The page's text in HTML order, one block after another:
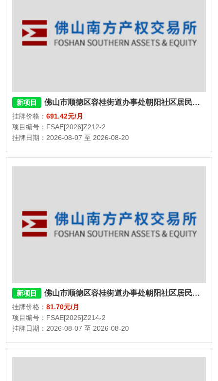
新项目 佛山市顺德区容桂街道办事处朝阳社区居民委员会永乐街三巷三座101号
挂牌价格： 691.42元/月
项目编号：FSAE[2026]Z212-2
挂牌日期：2026-08-07 至 2026-08-20
新项目 佛山市顺德区容桂街道办事处朝阳社区居民委员会民福街二巷二座、三座5号杂物间
挂牌价格： 81.70元/月
项目编号：FSAE[2026]Z214-2
挂牌日期：2026-08-07 至 2026-08-20